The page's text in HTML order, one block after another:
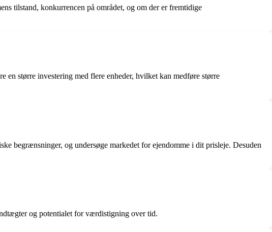
tilstand, konkurrencen på området, og om der er fremtidige
større investering med flere enheder, hvilket kan medføre større
begrænsninger, og undersøge markedet for ejendomme i dit prisleje. Desuden
og potentialet for værdistigning over tid.